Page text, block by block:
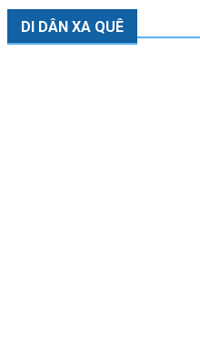
DI DÂN XA QUÊ